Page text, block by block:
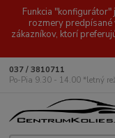
Funkcia
rozmery predpísané
zákazníkov, ktorí
037 / 3810711
Po-Pia 9.30 - 14.00 *letný